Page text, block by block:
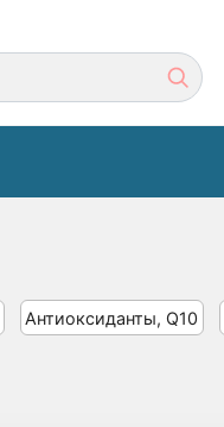
Антиоксиданты, Q10